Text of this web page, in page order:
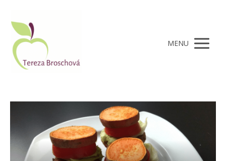
MENU